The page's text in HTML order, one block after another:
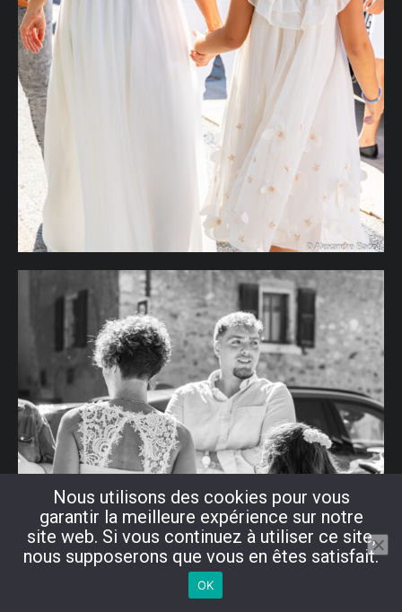
Nous utilisons des cookies pour vous
garantir la meilleure expérience sur notre
site web. Si vous continuez à utiliser ce site,
nous supposerons que vous en êtes satisfait.
OK